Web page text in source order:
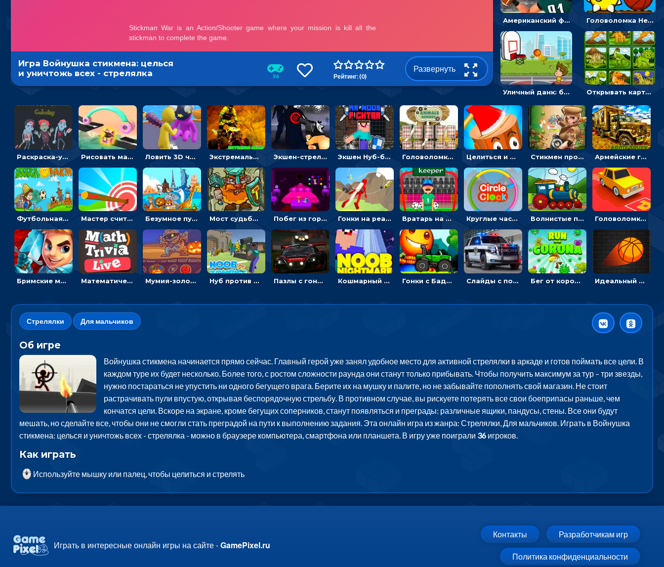
Американский футбол 3D: поймай мяч и останови атаку соперника Головоломка Невероятный баскетбол: проложить путь и отправить мяч в корзину
Уличный данк: бросать мяч в баскетбольное кольцо - спортивные Открывать картинки с динозаврами и складывать в пары по памяти - головоломка
Игра Войнушка стикмена: целься
и уничтожь всех - стрелялка
36 Рейтинг: (0)
Развернуть
Раскраска-ужастик: разукрась зомби и скелетов Рисовать машину и выигрывать гонку - для мальчиков Ловить 3D человечком своего цвета и собирать драгоценности - гиперказуалка Экстремальные пазлы с квадроциклами: собирать крутые тачки Экшен-стрелялка по зомби: целиться и попадать в бегущих монстров Экшен Нуб-боец: прыгать через препятствия или бить врагов мечом Головоломка с животными: переворачивать карточки, чтобы находить пару Целиться и метать топор в 3D мишени Стикмен против Зомби: стрелять в зомби и развивать воина Армейские грузовики в пазлах: собери военную машину
Футбольная ферма: бей по мячу, чтобы забивать в ворота и ловить звезды Мастер считать стрелы: увеличивать запас, чтобы поразить больше целей Безумное путешествие друзей по миру: собирать пазлы из фото с животными Мост судьбы: прыгать по платформам и бить молотом орков Побег из горной деревни: решай головоломки, чтобы открыть ворота Гонки на реактивном ранце: избегать преград, чтобы лететь к финишу Вратарь на футбольном поле: тапай, чтобы отбивать мячи в воротах ногами и руками - спортивные Круглые часы: ловить цветную стрелку в одинаковом участке циферблата Волнистые пазлы с транспортом: собирай картинку из частей Головоломка Парк-стоянка: рисовать линии, чтобы парковать машины
Бримские мечи: бежать через преграды, бить врагов и собирать монеты Математическая викторина мультиплеер: решать примеры на время Мумия-золотоискатель: закидывать бинты, чтобы доставать сокровища Нуб против Зомби: направлять линию на врага и бить молотом Пазлы с гоночными автомобилями: собери свой болид по частям Кошмарный сон Нуба: балансируй, чтобы выжить Гонки с Бадди: ехать на джипе и собирать монеты Слайды с полицейскими машинами: перемещать пазлы, чтобы собрать картинку Бег от коронавируса: держать дистанцию, чтобы не заразиться Идеальный данк: направлять пунктир в корзину и попадать мячом
Стрелялки Для мальчиков
Об игре
Войнушка стикмена начинается прямо сейчас. Главный герой уже занял удобное место для активной стрелялки в аркаде и готов поймать все цели. В
каждом туре их будет несколько. Более того, с ростом сложности раунда они станут только прибывать. Чтобы получить максимум за тур – три звезды,
нужно постараться не упустить ни одного бегущего врага. Берите их на мушку и палите, но не забывайте пополнять свой магазин. Не стоит
растрачивать пули впустую, открывая беспорядочную стрельбу. В противном случае, вы рискуете потерять все свои боеприпасы раньше, чем
кончатся цели. Вскоре на экране, кроме бегущих соперников, станут появляться и преграды: различные ящики, пандусы, стены. Все они будут
мешать, но сделайте все, чтобы они не смогли стать преградой на пути к выполнению задания. Эта онлайн игра из жанра: Стрелялки, Для мальчиков. Играть в Войнушка
стикмена: целься и уничтожь всех - стрелялка - можно в браузере компьютера, смартфона или планшета. В игру уже поиграли 36игроков.
Как играть
Используйте мышку или палец, чтобы целиться и стрелять
Играть в интересные онлайн игры на сайте -GamePixel.ru
Контакты Разработчикам игр
Политика конфиденциальности